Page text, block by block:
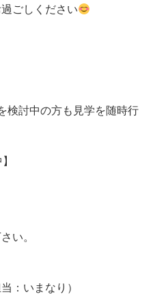
ごしください
検討中の方も見学を随時行
い。
：いまなり）